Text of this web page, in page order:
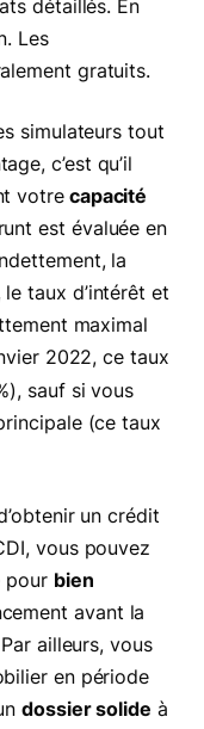
détaillés. En
Les
gratuits.
simulateurs tout
c’est qu’il
votrecapacité
est évaluée en
la
taux d’intérêt et
maximal
2022, ce taux
sauf si vous
(ce taux
un crédit
vous pouvez
pour bien
avant la
ailleurs, vous
en période
dossier solide à